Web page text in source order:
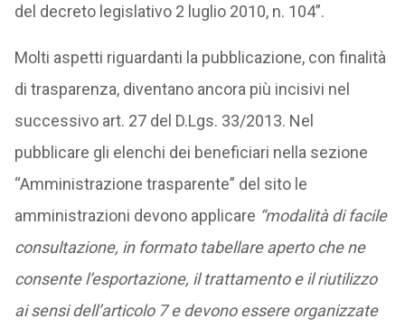
del decreto legislativo 2 luglio 2010, n. 104”.
Molti aspetti riguardanti la pubblicazione, con finalità
di trasparenza, diventano ancora più incisivi nel
successivo art. 27 del D.Lgs. 33/2013. Nel
pubblicare gli elenchi dei beneficiari nella sezione
“Amministrazione trasparente” del sito le
amministrazioni devono applicare “modalità di facile
consultazione, in formato tabellare aperto che ne
consente l’esportazione, il trattamento e il riutilizzo
ai sensi dell’articolo 7 e devono essere organizzate